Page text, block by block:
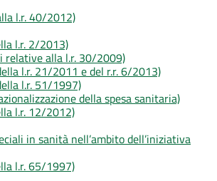
l.r. 40/2012)
l.r. 2/2013)
relative alla l.r. 30/2009)
l.r. 21/2011 e del r.r. 6/2013)
l.r. 51/1997)
della spesa sanitaria)
l.r. 12/2012)
in sanità nell’ambito dell’iniziativa
l.r. 65/1997)